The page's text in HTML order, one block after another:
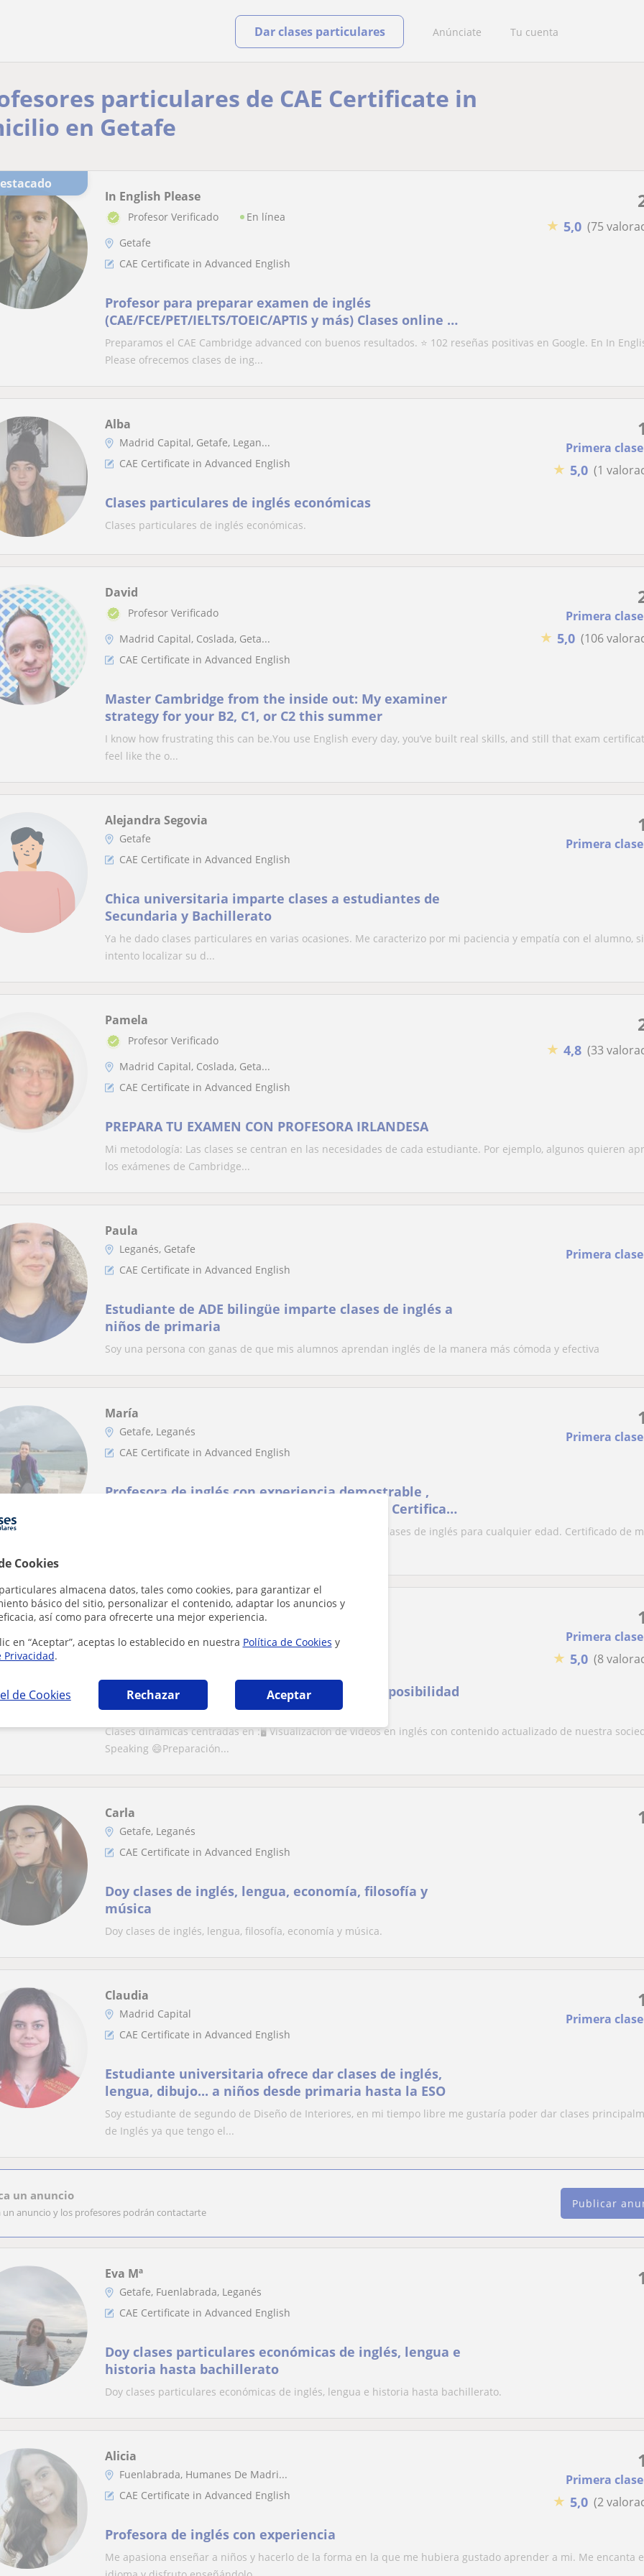
Cookies
almacena datos, tales como cookies, para garantizar el
básico del sitio, personalizar el contenido, adaptar los anuncios y
así como para ofrecerte una mejor experiencia.
en “Aceptar”, aceptas lo establecido en nuestra Política de Cookies y
Privacidad.
de Cookies Rechazar Aceptar
Anúnciate Tu cuenta
Dar clases particulares
particulares de CAE Certificate in
en Getafe
Destacado
★ 5,0 (75
In English Please
Profesor Verificado
En línea
Getafe
CAE Certificate in Advanced English
Profesor para preparar examen de inglés
(CAE/FCE/PET/IELTS/TOEIC/APTIS y más) Clases online o
a domicilio
Preparamos el CAE Cambridge advanced con buenos resultados. ⭐ 102 reseñas positivas en Google. En In
Please ofrecemos clases de ing...
Primera
★ 5,0 (1
Alba
Madrid Capital, Getafe, Legan...
CAE Certificate in Advanced English
Clases particulares de inglés económicas
Clases particulares de inglés económicas.
Primera
★ 5,0 (106
David
Profesor Verificado
Madrid Capital, Coslada, Geta...
CAE Certificate in Advanced English
Master Cambridge from the inside out: My examiner
strategy for your B2, C1, or C2 this summer
I know how frustrating this can be.You use English every day, you’ve built real skills, and still that exam
feel like the o...
Primera
Alejandra Segovia
Getafe
CAE Certificate in Advanced English
Chica universitaria imparte clases a estudiantes de
Secundaria y Bachillerato
Ya he dado clases particulares en varias ocasiones. Me caracterizo por mi paciencia y empatía con el alumno,
intento localizar su d...
★ 4,8 (33
Pamela
Profesor Verificado
Madrid Capital, Coslada, Geta...
CAE Certificate in Advanced English
PREPARA TU EXAMEN CON PROFESORA IRLANDESA
Mi metodología: Las clases se centran en las necesidades de cada estudiante. Por ejemplo, algunos quieren
los exámenes de Cambridge...
Primera
Paula
Leganés, Getafe
CAE Certificate in Advanced English
Estudiante de ADE bilingüe imparte clases de inglés a
niños de primaria
Soy una persona con ganas de que mis alumnos aprendan inglés de la manera más cómoda y efectiva
Primera
María
Getafe, Leganés
CAE Certificate in Advanced English
Profesora de inglés con experiencia demostrable ,
ofrece clases de inglés para cualquier edad. Certificado
Profesora de inglés con experiencia demostrable , ofrece clases de inglés para cualquier edad. Certificado de
Primera
★ 5,0 (8
Ioana
CAE Certificate in Advanced English
Profesora de Inglés C1 ( presencial u online posibilidad
a elegir)
Clases dinámicas centradas en :🖥 Visualización de videos en inglés con contenido actualizado de nuestra
Speaking 😄Preparación...
Carla
Getafe, Leganés
CAE Certificate in Advanced English
Doy clases de inglés, lengua, economía, filosofía y
música
Doy clases de inglés, lengua, filosofía, economía y música.
Primera
Claudia
Madrid Capital
CAE Certificate in Advanced English
Estudiante universitaria ofrece dar clases de inglés,
lengua, dibujo... a niños desde primaria hasta la ESO
Soy estudiante de segundo de Diseño de Interiores, en mi tiempo libre me gustaría poder dar clases
de Inglés ya que tengo el...
un anuncio
un anuncio y los profesores podrán contactarte
Publicar
Eva Mª
Getafe, Fuenlabrada, Leganés
CAE Certificate in Advanced English
Doy clases particulares económicas de inglés, lengua e
historia hasta bachillerato
Doy clases particulares económicas de inglés, lengua e historia hasta bachillerato.
Primera
★ 5,0 (2
Alicia
Fuenlabrada, Humanes De Madri...
CAE Certificate in Advanced English
Profesora de inglés con experiencia
Me apasiona enseñar a niños y hacerlo de la forma en la que me hubiera gustado aprender a mi. Me encanta